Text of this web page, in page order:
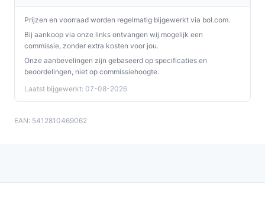
Prijzen en voorraad worden regelmatig bijgewerkt via bol.com.
Bij aankoop via onze links ontvangen wij mogelijk een
commissie, zonder extra kosten voor jou.
Onze aanbevelingen zijn gebaseerd op specificaties en
beoordelingen, niet op commissiehoogte.
Laatst bijgewerkt: 07-08-2026
EAN: 5412810469062